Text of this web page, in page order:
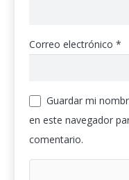
Correo electrónico *
Guardar mi
en este navegador
comentario.